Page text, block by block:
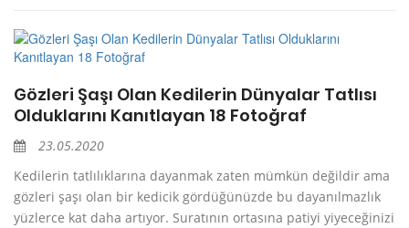
Gözleri Şaşı Olan Kedilerin Dünyalar Tatlısı
Olduklarını Kanıtlayan 18 Fotoğraf
23.05.2020
Kedilerin tatlılıklarına dayanmak zaten mümkün değildir ama
gözleri şaşı olan bir kedicik gördüğünüzde bu dayanılmazlık
yüzlerce kat daha artıyor. Suratının ortasına patiyi yiyeceğinizi